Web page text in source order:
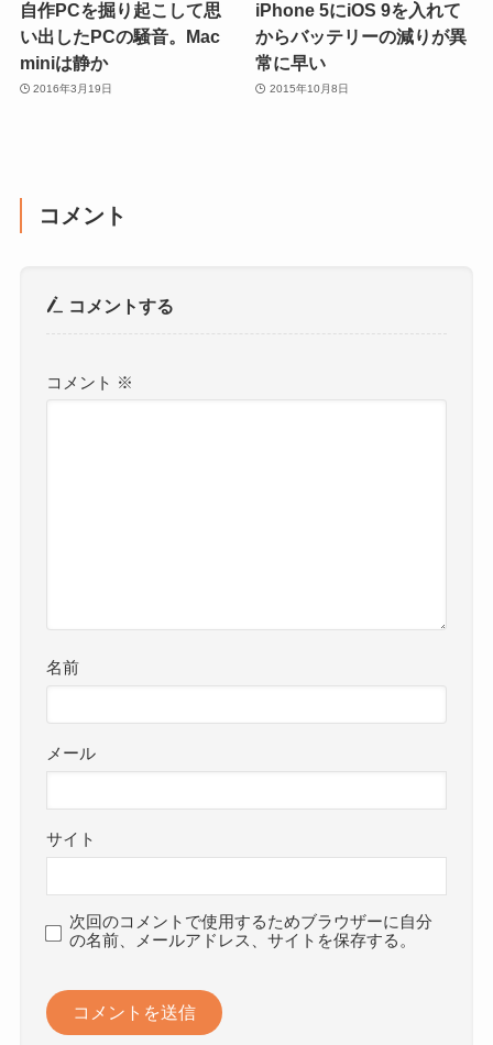
自作PCを掘り起こして思
い出したPCの騒音。Mac
miniは静か
2016年3月19日
iPhone 5にiOS 9を入れて
からバッテリーの減りが異
常に早い
2015年10月8日
コメント
コメントする
コメント ※
名前
メール
サイト
次回のコメントで使用するためブラウザーに自分
の名前、メールアドレス、サイトを保存する。